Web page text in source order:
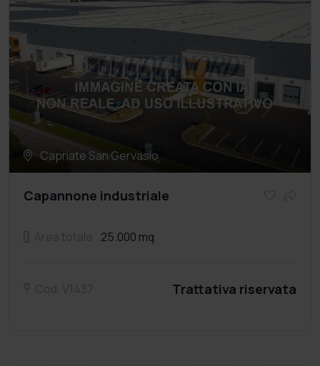
Capriate San Gervasio
Capannone industriale
25.000 mq
Trattativa riservata